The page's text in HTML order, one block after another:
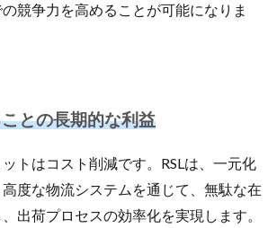
競争力を高めることが可能になりま
との長期的な利益
トはコスト削減です。RSLは、一元化
度な物流システムを通じて、無駄な在
出荷プロセスの効率化を実現します。